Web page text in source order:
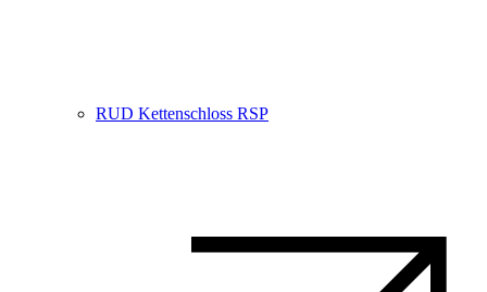
RUD Kettenschloss RSP